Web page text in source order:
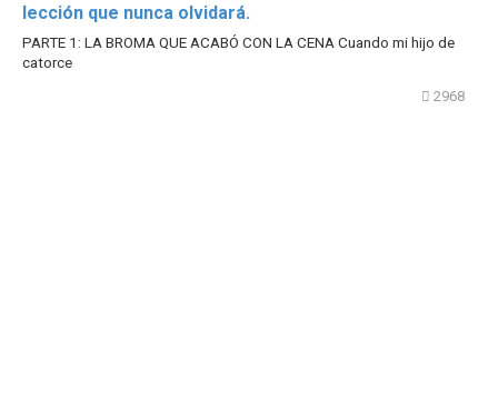
lección que nunca olvidará.
PARTE 1: LA BROMA QUE ACABÓ CON LA CENA Cuando mi hijo de
catorce
2968